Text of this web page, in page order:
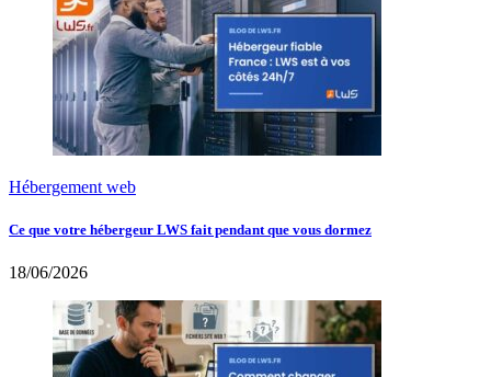
Hébergement web
Ce que votre hébergeur LWS fait pendant que vous dormez
18/06/2026